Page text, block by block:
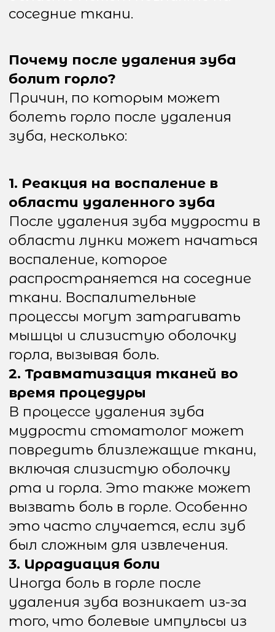
был сложным для извлечения.
удаления зуба возникает из-за
того, что болевые импульсы из
области удаленного зуба
«отдаются» в другие участки
тела, включая горло. Это явление
известно как иррадиация боли и
является нормальным
Если после удаления зуба не была
должным образом соблюдена
гигиена, или если процедура
привела к осложнениям,
например, к инфицированию, это
может привести к воспалению в
горле. Инфекция может
распространиться на
близлежащие ткани, вызывая
болезненные ощущения.
5. Глотание слюны или крови
После удаления зуба может
образоваться небольшое
количество крови или слюны,
которая может попасть в горло.
дискомфорт, особенно если
присутствуют кровяные
сгустки или остатки ткани,
которые могут раздражать
горло.
6. Мышечное напряжение
Иногда причиной боли в горле
может стать мышечное
напряжение, возникающее в
процессе проведения операции
или при открывании рта во
время лечения. Такое напряжение
может отразиться на мышцах
шеи и горла, вызывая
болезненные ощущения.
Сильно болит горло